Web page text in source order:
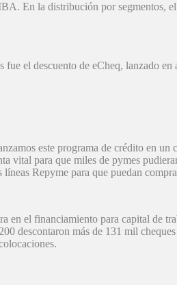
En la distribución por segmentos,
el descuento de eCheq, lanzado
este programa de crédito en
para que miles de pymes
Repyme para que puedan
en el financiamiento para capital de
descontaron más de 131 mil